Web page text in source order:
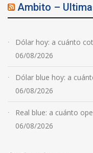
Ambito –
Dólar hoy: a cuánto
06/08/2026
Dólar blue hoy: a
06/08/2026
Real blue: a cuánto
06/08/2026